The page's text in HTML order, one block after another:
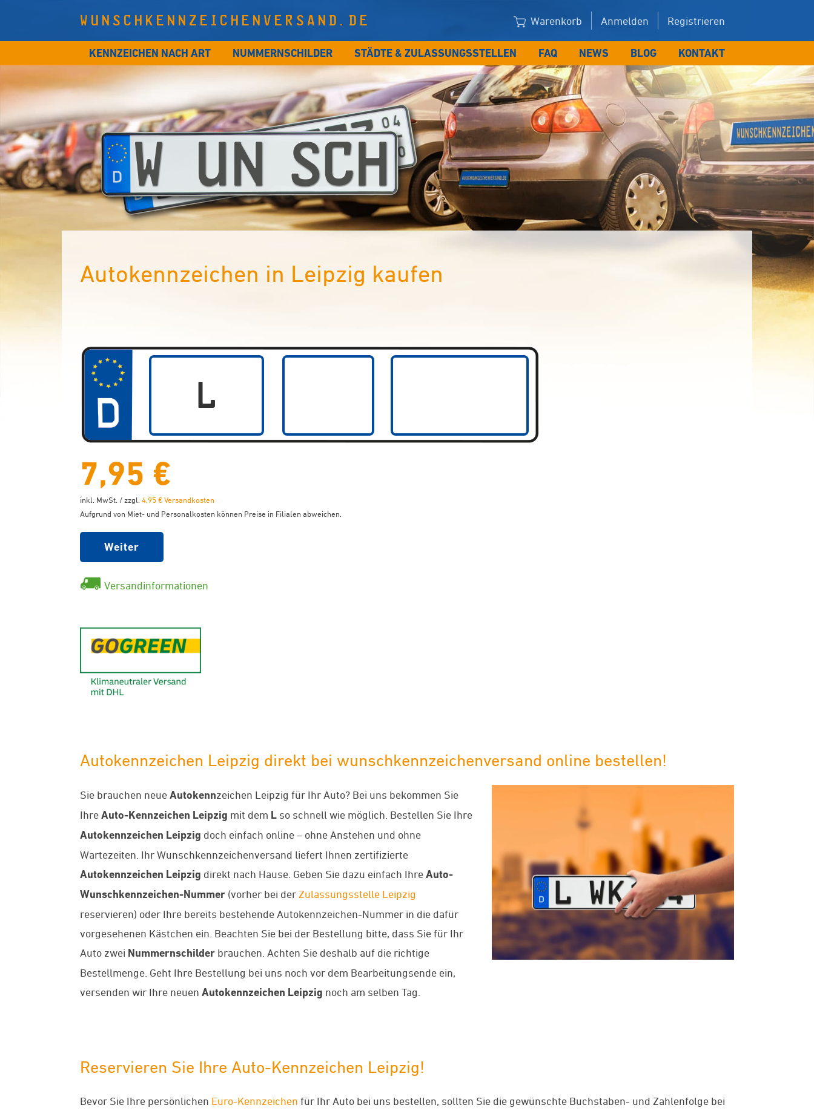
WUNSCHKENNZEICHENVERSAND.DE Warenkorb Anmelden Registrieren
KENNZEICHEN NACH ART NUMMERNSCHILDER STÄDTE & ZULASSUNGSSTELLEN FAQ NEWS BLOG KONTAKT
Autokennzeichen in Leipzig kaufen
7,95 €
inkl. MwSt. / zzgl. 4,95 € Versandkosten
Aufgrund von Miet- und Personalkosten können Preise in Filialen abweichen.
Weiter
Versandinformationen
Autokennzeichen Leipzig direkt bei wunschkennzeichenversand online bestellen!
Sie brauchen neue Autokennzeichen Leipzig für Ihr Auto? Bei uns bekommen Sie
Ihre Auto-Kennzeichen Leipzig mit dem L so schnell wie möglich. Bestellen Sie Ihre
Autokennzeichen Leipzig doch einfach online – ohne Anstehen und ohne
Wartezeiten. Ihr Wunschkennzeichenversand liefert Ihnen zertifizierte
Autokennzeichen Leipzig direkt nach Hause. Geben Sie dazu einfach Ihre Auto-
Wunschkennzeichen-Nummer (vorher bei der Zulassungsstelle Leipzig
reservieren) oder Ihre bereits bestehende Autokennzeichen-Nummer in die dafür
vorgesehenen Kästchen ein. Beachten Sie bei der Bestellung bitte, dass Sie für Ihr
Auto zwei Nummernschilder brauchen. Achten Sie deshalb auf die richtige
Bestellmenge. Geht Ihre Bestellung bei uns noch vor dem Bearbeitungsende ein,
versenden wir Ihre neuen Autokennzeichen Leipzig noch am selben Tag.
Reservieren Sie Ihre Auto-Kennzeichen Leipzig!
Bevor Sie Ihre persönlichen Euro-Kennzeichen für Ihr Auto bei uns bestellen, sollten Sie die gewünschte Buchstaben- und Zahlenfolge bei